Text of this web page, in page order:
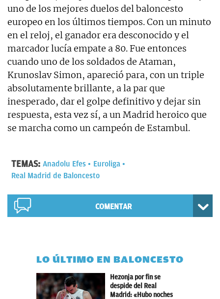
uno de los mejores duelos del baloncesto
europeo en los últimos tiempos. Con un minuto
en el reloj, el ganador era desconocido y el
marcador lucía empate a 80. Fue entonces
cuando uno de los soldados de Ataman,
Krunoslav Simon, apareció para, con un triple
absolutamente brillante, a la par que
inesperado, dar el golpe definitivo y dejar sin
respuesta, esta vez sí, a un Madrid heroico que
se marcha como un campeón de Estambul.
TEMAS: Anadolu Efes
Euroliga
Real Madrid de Baloncesto
COMENTAR
LO ÚLTIMO EN BALONCESTO
Hezonja por fin se
despide del Real
Madrid: «Hubo noches